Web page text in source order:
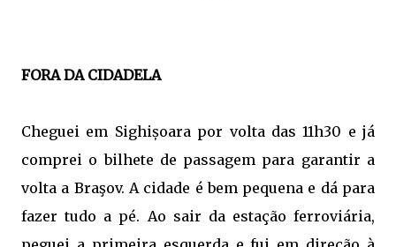
FORA DA CIDADELA
Cheguei em Sighișoara por volta das 11h30 e já
comprei o bilhete de passagem para garantir a
volta a Braşov. A cidade é bem pequena e dá para
fazer tudo a pé. Ao sair da estação ferroviária,